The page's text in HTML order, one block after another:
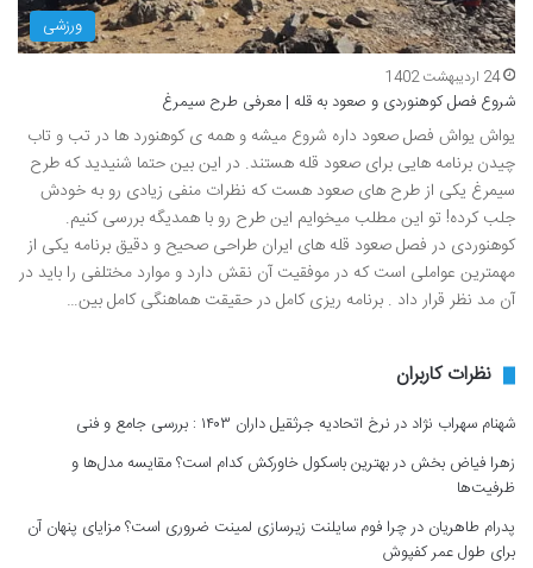
ورزشی
24 اردیبهشت 1402
شروع فصل کوهنوردی و صعود به قله | معرفی طرح سیمرغ
یواش یواش فصل صعود داره شروع میشه و همه ی کوهنورد ها در تب و تاب
چیدن برنامه هایی برای صعود قله هستند. در این بین حتما شنیدید که طرح
سیمرغ یکی از طرح های صعود هست که نظرات منفی زیادی رو به خودش
جلب کرده! تو این مطلب میخوایم این طرح رو با همدیگه بررسی کنیم.
کوهنوردی در فصل صعود قله های ایران طراحی صحیح و دقیق برنامه یکی از
مهمترین عواملی است که در موفقیت آن نقش دارد و موارد مختلفی را باید در
آن مد نظر قرار داد . برنامه ریزی کامل در حقیقت هماهنگی کامل بین…
نظرات کاربران
شهنام سهراب نژاد درنرخ اتحادیه جرثقیل داران ۱۴۰۳ : بررسی جامع و فنی
زهرا فیاض بخش دربهترین باسکول خاورکش کدام است؟ مقایسه مدل‌ها و
ظرفیت‌ها
پدرام طاهریان درچرا فوم سایلنت زیرسازی لمینت ضروری است؟ مزایای پنهان آن
برای طول عمر کفپوش